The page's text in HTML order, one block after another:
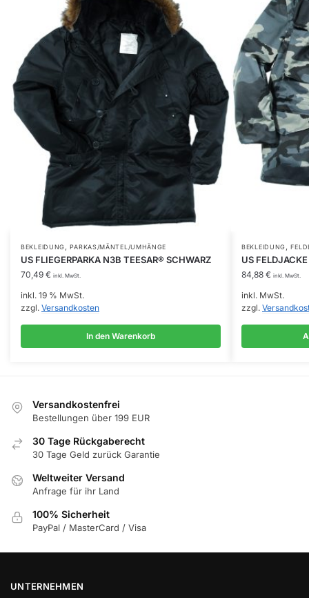
BEKLEIDUNG,PARKAS/MÄNTEL/UMHÄNGE
US FLIEGERPARKA N3B TEESAR® SCHWARZ
70,49 € inkl. MwSt.
inkl. 19 % MwSt.
zzgl. Versandkosten
In den Warenkorb
BEKLEIDUNG,
US
84,88 € inkl. MwSt.
inkl. MwSt.
zzgl.
Dieses
Produkt
weist
mehrere
Varianten
Die
Versandkostenfrei
Bestellungen über 199 EUR
30 Tage Rückgaberecht
30 Tage Geld zurück Garantie
Weltweiter Versand
Anfrage für ihr Land
100% Sicherheit
PayPal / MasterCard / Visa
UNTERNEHMEN